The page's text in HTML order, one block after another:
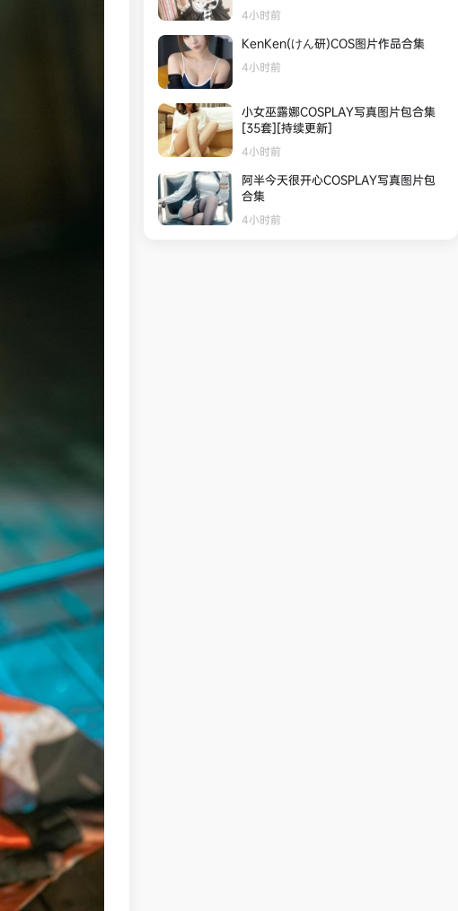
4小时前
KenKen(けん研)COS图片作品合集
4小时前
小女巫露娜COSPLAY写真图片包合集
[35套][持续更新]
4小时前
阿半今天很开心COSPLAY写真图片包
合集
4小时前